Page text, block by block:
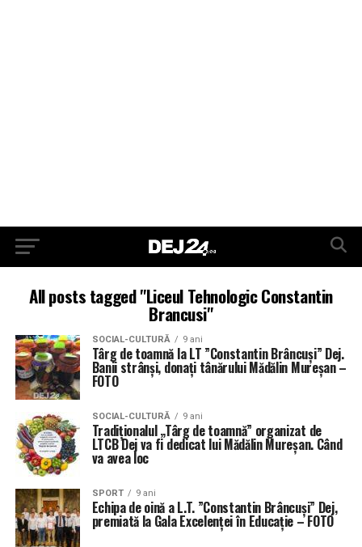
All posts tagged "Liceul Tehnologic Constantin
Brancusi"
SOCIAL-CULTURĂ 9 ani
Târg de toamnă la LT ”Constantin Brâncuși” Dej.
Banii strânși, donați tânărului Mădălin Mureșan –
FOTO
SOCIAL-CULTURĂ 9 ani
Tradiționalul „Târg de toamnă” organizat de
LTCB Dej va fi dedicat lui Mădălin Mureșan. Când
va avea loc
SPORT 9 ani
Echipa de oină a L.T. ”Constantin Brâncuşi” Dej,
premiată la Gala Excelenţei în Educaţie – FOTO